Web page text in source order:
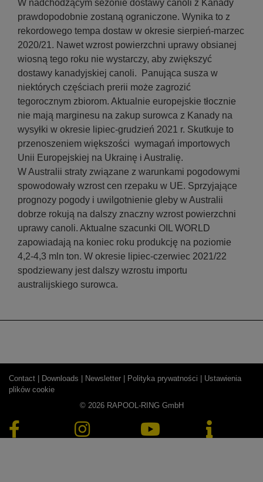
W nadchodzącym sezonie dostawy canoli z Kanady
prawdopodobnie zostaną ograniczone. Wynika to z
rekordowego tempa dostaw w okresie sierpień-marzec
2020/21. Nawet wzrost powierzchni uprawy obsianej
wiosną tego roku nie wystarczy, aby zwiększyć
dostawy kanadyjskiej canoli. Panująca susza w
niektórych częściach prerii może zagrozić
tegorocznym zbiorom. Aktualnie europejskie tłocznie
nie mają marginesu na zakup surowca z Kanady na
wysyłki w okresie lipiec-grudzień 2021 r. Skutkuje to
przenoszeniem większości wymagań importowych
Unii Europejskiej na Ukrainę i Australię.
W Australii straty związane z warunkami pogodowymi
spowodowały wzrost cen rzepaku w UE. Sprzyjające
prognozy pogody i uwilgotnienie gleby w Australii
dobrze rokują na dalszy znaczny wzrost powierzchni
uprawy canoli. Aktualne szacunki OIL WORLD
zapowiadają na koniec roku produkcję na poziomie
4,2-4,3 mln ton. W okresie lipiec-czerwiec 2021/22
spodziewany jest dalszy wzrostu importu
australijskiego surowca.
Contact | Downloads | Newsletter | Polityka prywatności | Ustawienia
plików cookie
© 2026 RAPOOL-RING GmbH